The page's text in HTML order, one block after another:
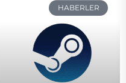
HABERLER